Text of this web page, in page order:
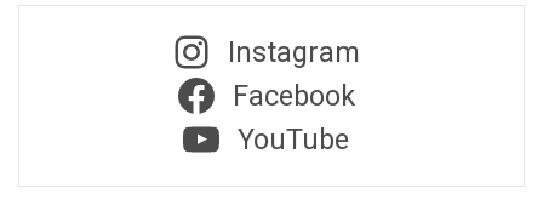
Instagram
Facebook
YouTube